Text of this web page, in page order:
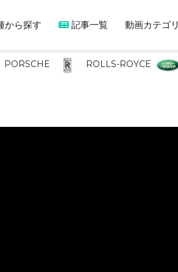
から探す 記事一覧 動画カテゴリ
PORSCHE ROLLS-ROYCE